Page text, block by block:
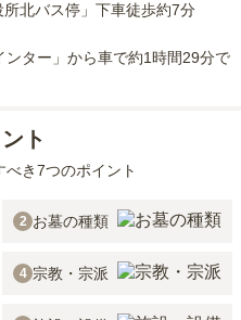
北バス停」下車徒歩約7分
ンター」から車で約1時間29分で
ト
き7つのポイント
2 お墓の種類
4 宗教・宗派